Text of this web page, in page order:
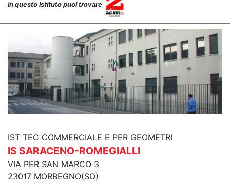
in questo istituto puoi trovare
IST TEC COMMERCIALE E PER GEOMETRI
IS SARACENO-ROMEGIALLI
VIA PER SAN MARCO 3
23017 MORBEGNO(SO)